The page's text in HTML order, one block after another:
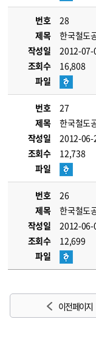
번호
28
제목
한국철도
작성일
2012-07-
조회수
16,808
파일
번호
27
제목
한국철도
작성일
2012-06-
조회수
12,738
파일
번호
26
제목
한국철도
작성일
2012-06-
조회수
12,699
파일
이전 페이지